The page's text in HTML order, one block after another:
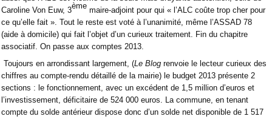
Caroline Von Euw, 3ème maire-adjoint pour qui « l’ALC coûte trop cher pour
ce qu’elle fait ». Tout le reste est voté à l’unanimité, même l’ASSAD 78
(aide à domicile) qui fait l’objet d’un curieux traitement. Fin du chapitre
associatif. On passe aux comptes 2013.
Toujours en arrondissant largement, (Le Blog renvoie le lecteur curieux des
chiffres au compte-rendu détaillé de la mairie) le budget 2013 présente 2
sections : le fonctionnement, avec un excédent de 1,5 million d’euros et
l’investissement, déficitaire de 524 000 euros. La commune, en tenant
compte du solde antérieur dispose donc d’un solde net disponible de 1 517